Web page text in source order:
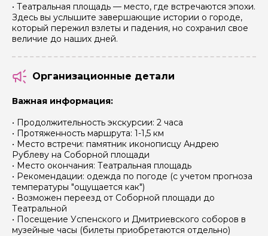
• Театральная площадь — место, где встречаются эпохи.
Здесь вы услышите завершающие истории о городе,
который пережил взлеты и падения, но сохранил свое
величие до наших дней.
Организационные детали
Важная информация:
• Продолжительность экскурсии: 2 часа
• Протяженность маршрута: 1-1,5 км
• Место встречи: памятник иконописцу Андрею
Рублеву на Соборной площади
• Место окончания: Театральная площадь
• Рекомендации: одежда по погоде (с учетом прогноза
температуры "ощущается как")
• Возможен переезд от Соборной площади до
Театральной
• Посещение Успенского и Дмитриевского соборов в
музейные часы (билеты приобретаются отдельно)
Задайте свой вопрос гиду
Ваша электронная почта
Ваш номер телефона
Вопросы и комментарии
Если у вас есть интересующие вопросы, можете их
задать